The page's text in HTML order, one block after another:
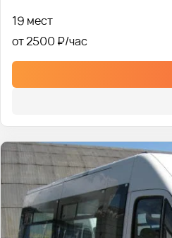
19 мест
от 2500 ₽